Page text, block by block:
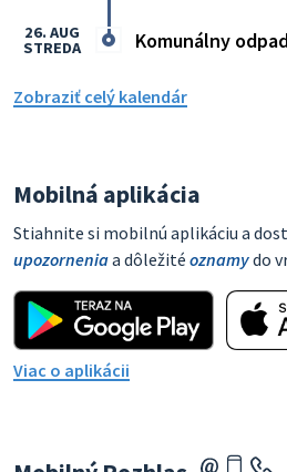
Komunálny
26. AUG
STREDA
Zobraziť celý kalendár
Mobilná aplikácia
Stiahnite si mobilnú aplikáciu a
upozorneniaa dôležité oznamydo
Viac o aplikácii